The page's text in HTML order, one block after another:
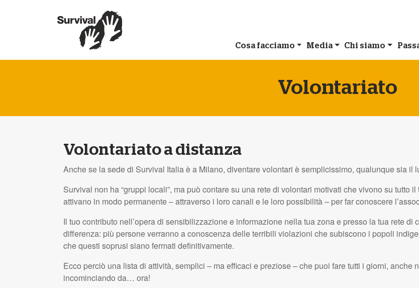
Cosa facciamo Media Chi siamo
Volontariato
Volontariato a distanza
Anche se la sede di Survival Italia è a Milano, diventare volontari è semplicissimo, qualunque sia il
Survival non ha “gruppi locali”, ma può contare su una rete di volontari motivati che vivono su tutto
attivano in modo permanente – attraverso i loro canali e le loro possibilità – per far conoscere
Il tuo contributo nell’opera di sensibilizzazione e informazione nella tua zona e presso la tua rete di
differenza: più persone verranno a conoscenza delle terribili violazioni che subiscono i popoli
che questi soprusi siano fermati definitivamente.
Ecco perciò una lista di attività, semplici – ma efficaci e preziose – che puoi fare tutti i giorni, anche
incominciando da… ora!